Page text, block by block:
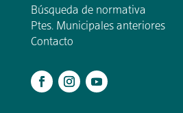
Búsqueda de normativa
Ptes. Municipales anteriores
Contacto